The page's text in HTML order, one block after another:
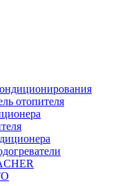
отопителя